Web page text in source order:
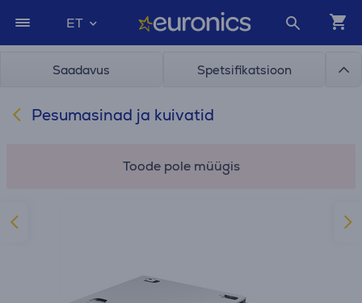
ET
Saadavus Spetsifikatsioon
Pesumasinad ja kuivatid
Toode pole müügis